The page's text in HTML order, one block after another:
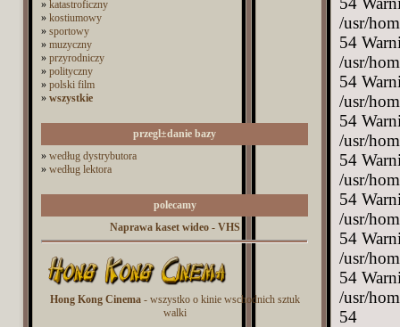
» katastroficzny
» kostiumowy
» sportowy
» muzyczny
» przyrodniczy
» polityczny
» polski film
» wszystkie
przegl±danie bazy
» według dystrybutora
» według lektora
polecamy
Naprawa kaset wideo - VHS
Hong Kong Cinema- wszystko o kinie wschodnich sztuk
walki
/usr/
54
/usr/
54
/usr/
54
/usr/
54
/usr/
54
/usr/
54
/usr/
54
/usr/
54